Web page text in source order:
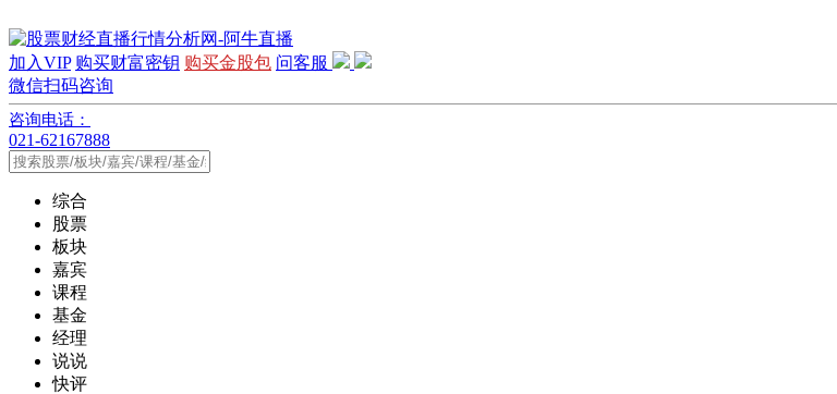
加入VIP 购买财富密钥 购买金股包 问客服
微信扫码咨询
咨询电话：
021-62167888
综合
股票
板块
嘉宾
课程
基金
经理
说说
快评